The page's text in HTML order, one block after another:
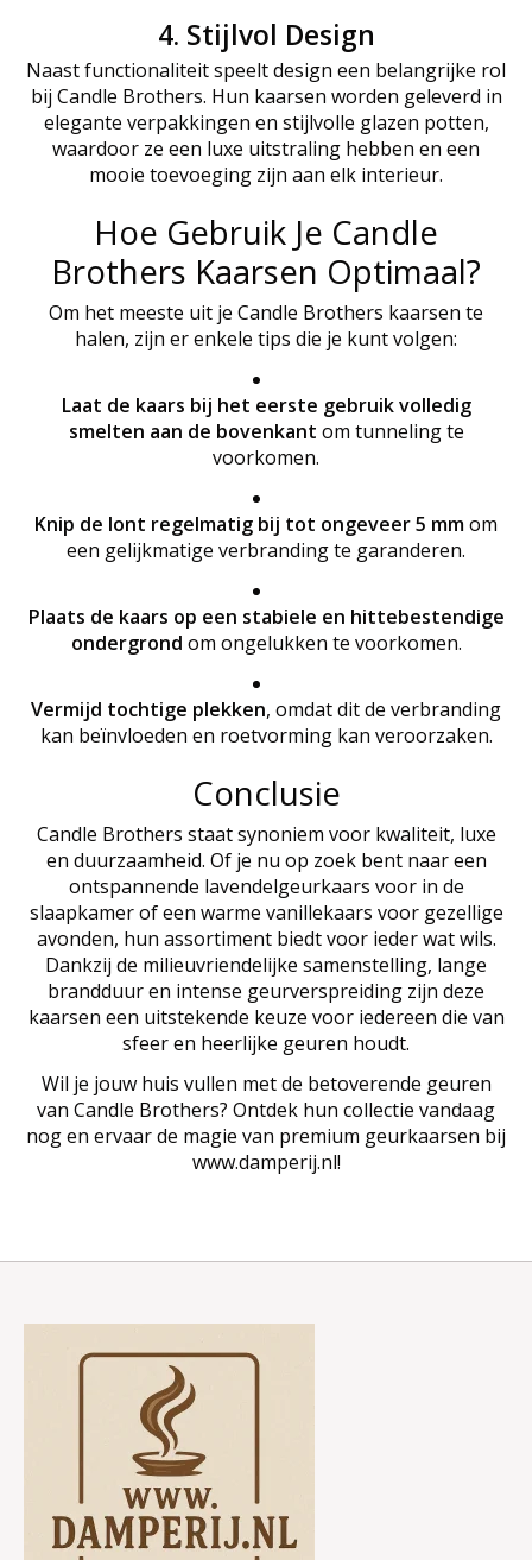
4. Stijlvol Design
Naast functionaliteit speelt design een belangrijke rol
bij Candle Brothers. Hun kaarsen worden geleverd in
elegante verpakkingen en stijlvolle glazen potten,
waardoor ze een luxe uitstraling hebben en een
mooie toevoeging zijn aan elk interieur.
Hoe Gebruik Je Candle
Brothers Kaarsen Optimaal?
Om het meeste uit je Candle Brothers kaarsen te
halen, zijn er enkele tips die je kunt volgen:
Laat de kaars bij het eerste gebruik volledig
smelten aan de bovenkant om tunneling te
voorkomen.
Knip de lont regelmatig bij tot ongeveer 5 mmom
een gelijkmatige verbranding te garanderen.
Plaats de kaars op een stabiele en hittebestendige
ondergrond om ongelukken te voorkomen.
Vermijd tochtige plekken, omdat dit de verbranding
kan beïnvloeden en roetvorming kan veroorzaken.
Conclusie
Candle Brothers staat synoniem voor kwaliteit, luxe
en duurzaamheid. Of je nu op zoek bent naar een
ontspannende lavendelgeurkaars voor in de
slaapkamer of een warme vanillekaars voor gezellige
avonden, hun assortiment biedt voor ieder wat wils.
Dankzij de milieuvriendelijke samenstelling, lange
brandduur en intense geurverspreiding zijn deze
kaarsen een uitstekende keuze voor iedereen die van
sfeer en heerlijke geuren houdt.
Wil je jouw huis vullen met de betoverende geuren
van Candle Brothers? Ontdek hun collectie vandaag
nog en ervaar de magie van premium geurkaarsen bij
www.damperij.nl!